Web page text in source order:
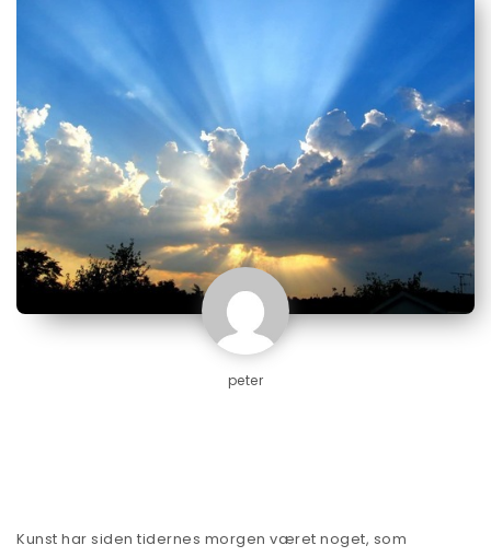
peter
Kunst har siden tidernes morgen været noget, som